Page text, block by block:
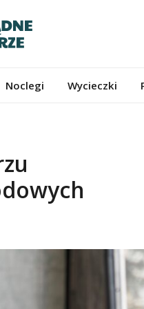
Noclegi Wycieczki